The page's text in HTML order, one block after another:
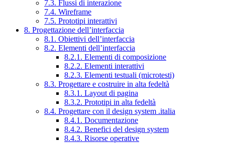
7.3. Flussi di interazione
7.4. Wireframe
7.5. Prototipi interattivi
8. Progettazione dell’interfaccia
8.1. Obiettivi dell’interfaccia
8.2. Elementi dell’interfaccia
8.2.1. Elementi di composizione
8.2.2. Elementi interattivi
8.2.3. Elementi testuali (microtesti)
8.3. Progettare e costruire in alta fedeltà
8.3.1. Layout di pagina
8.3.2. Prototipi in alta fedeltà
8.4. Progettare con il design system .italia
8.4.1. Documentazione
8.4.2. Benefici del design system
8.4.3. Risorse operative